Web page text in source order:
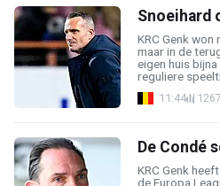
Snoeihard
KRC Genk won
maar in de
eigen huis
reguliere
11:44
De Condé
KRC Genk
de Europa